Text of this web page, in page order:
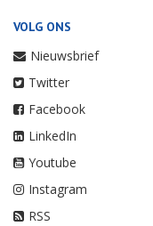
VOLG ONS
Nieuwsbrief
Twitter
Facebook
LinkedIn
Youtube
Instagram
RSS